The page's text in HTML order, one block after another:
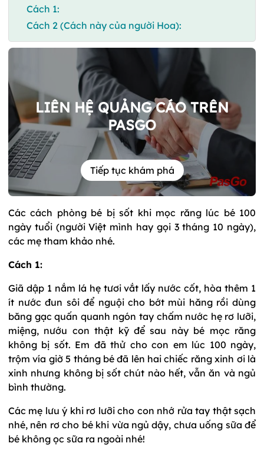
Cách 1:
Cách 2 (Cách này của người Hoa):
LIÊN HỆ QUẢNG CÁO TRÊN
PASGO
Tiếp tục khám phá
Các cách phòng bé bị sốt khi mọc răng lúc bé 100
ngày tuổi (người Việt mình hay gọi 3 tháng 10 ngày),
các mẹ tham khảo nhé.
Cách 1:
Giã dập 1 nắm lá hẹ tươi vắt lấy nước cốt, hòa thêm 1
ít nước đun sôi để nguội cho bớt mùi hăng rồi dùng
băng gạc quấn quanh ngón tay chấm nước hẹ rơ lưỡi,
miệng, nướu con thật kỹ để sau này bé mọc răng
không bị sốt. Em đã thử cho con em lúc 100 ngày,
trộm vía giờ 5 tháng bé đã lên hai chiếc răng xinh ơi là
xinh nhưng không bị sốt chút nào hết, vẫn ăn và ngủ
bình thường.
Các mẹ lưu ý khi rơ lưỡi cho con nhớ rửa tay thật sạch
nhé, nên rơ cho bé khi vừa ngủ dậy, chưa uống sữa để
bé không ọc sữa ra ngoài nhé!